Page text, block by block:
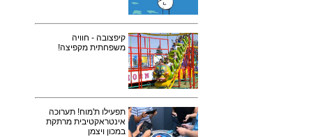
קיפצובה - חוויה
משפחתית מקפיצה!
תפעילו ת'מוח! תערוכה
אינטראקטיבית מרתקת
במכון ויצמן